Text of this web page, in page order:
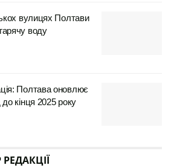
Полтаву, а й
тяжіння для містян і туристів.
вулицях Полтави
воду
Полтава оновлює
кінця 2025 року
РЕДАКЦІЇ